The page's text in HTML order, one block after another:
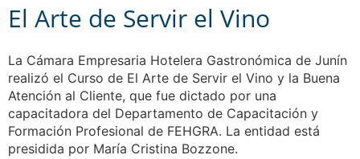
El Arte de Servir el Vino
La Cámara Empresaria Hotelera Gastronómica de Junín
realizó el Curso de El Arte de Servir el Vino y la Buena
Atención al Cliente, que fue dictado por una
capacitadora del Departamento de Capacitación y
Formación Profesional de FEHGRA. La entidad está
presidida por María Cristina Bozzone.